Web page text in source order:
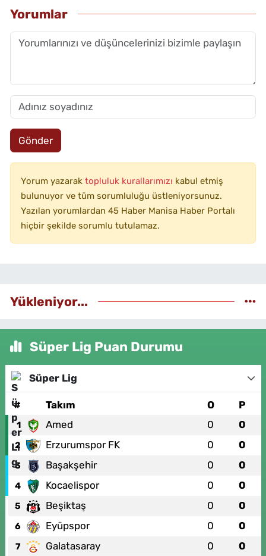
Yorumlar
Gönder
Yorum yazarak topluluk kurallarımızı kabul etmiş
bulunuyor ve tüm sorumluluğu üstleniyorsunuz.
Yazılan yorumlardan 45 Haber Manisa Haber Portalı
hiçbir şekilde sorumlu tutulamaz.
Yükleniyor...
Süper Lig Puan Durumu
Süper Lig
# Takım O P
1 Amed 0 0
2 Erzurumspor FK 0 0
3 Başakşehir 0 0
4 Kocaelispor 0 0
5 Beşiktaş 0 0
6 Eyüpspor 0 0
7 Galatasaray 0 0